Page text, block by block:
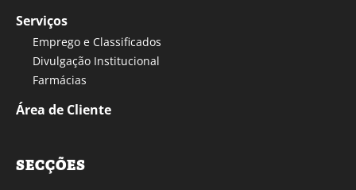
Serviços
Emprego e Classificados
Divulgação Institucional
Farmácias
Área de Cliente
SECÇÕES